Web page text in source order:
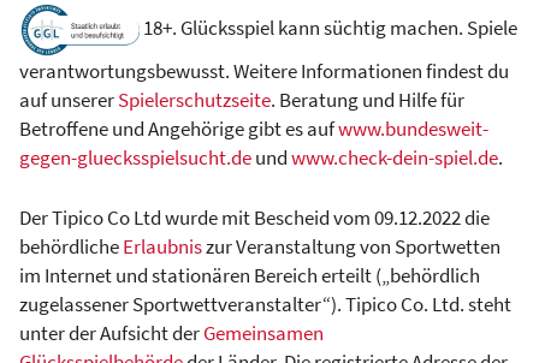
18+. Glücksspiel kann süchtig machen. Spiele
verantwortungsbewusst. Weitere Informationen findest du
auf unsererSpielerschutzseite. Beratung und Hilfe für
Betroffene und Angehörige gibt es aufwww.bundesweit-
gegen-gluecksspielsucht.deundwww.check-dein-spiel.de.
Der Tipico Co Ltd wurde mit Bescheid vom 09.12.2022 die
behördlicheErlaubniszur Veranstaltung von Sportwetten
im Internet und stationären Bereich erteilt („behördlich
zugelassener Sportwettveranstalter“). Tipico Co. Ltd. steht
unter der Aufsicht derGemeinsamen